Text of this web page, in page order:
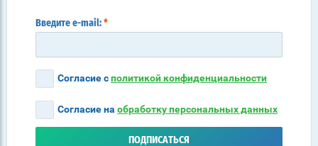
Введите e-mail: *
Согласие сполитикой конфиденциальности
Согласие на обработку персональных данных
ПОДПИСАТЬСЯ